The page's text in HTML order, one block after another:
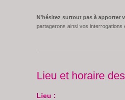
N’hésitez surtout pas à apporter
partagerons ainsi vos
Lieu et horaire
Lieu :